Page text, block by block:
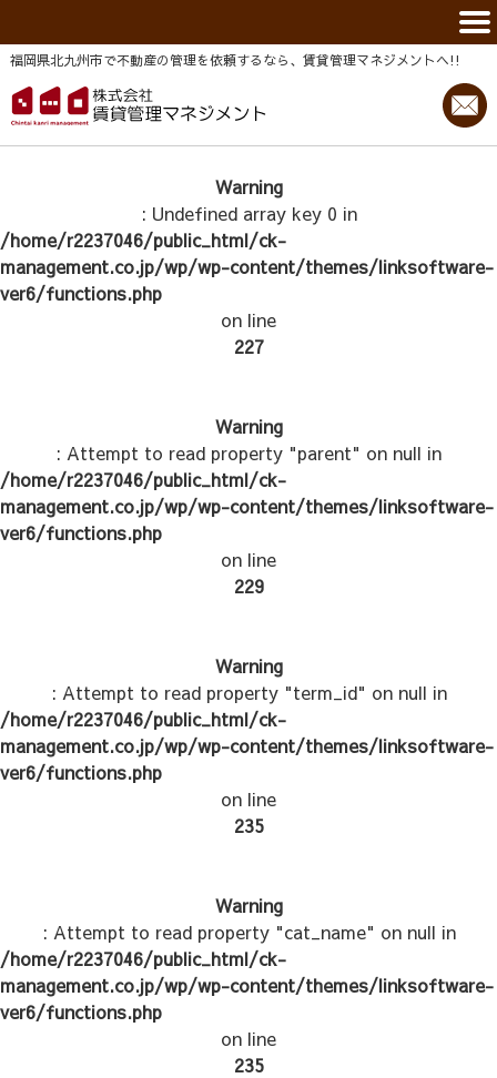
福岡県北九州市で不動産の管理を依頼するなら、賃貸管理マネジメントヘ!!
Warning
: Undefined array key 0 in
/home/r2237046/public_html/ck-
management.co.jp/wp/wp-content/themes/linksoftware-
ver6/functions.php
on line
227
Warning
: Attempt to read property "parent" on null in
/home/r2237046/public_html/ck-
management.co.jp/wp/wp-content/themes/linksoftware-
ver6/functions.php
on line
229
Warning
: Attempt to read property "term_id" on null in
/home/r2237046/public_html/ck-
management.co.jp/wp/wp-content/themes/linksoftware-
ver6/functions.php
on line
235
Warning
: Attempt to read property "cat_name" on null in
/home/r2237046/public_html/ck-
management.co.jp/wp/wp-content/themes/linksoftware-
ver6/functions.php
on line
235